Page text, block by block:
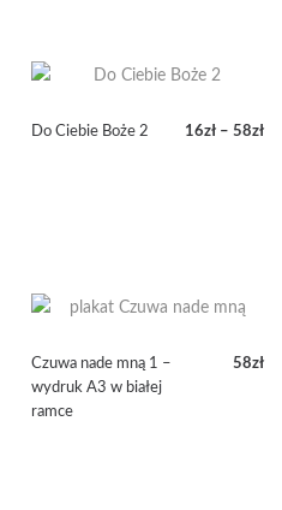
Do Ciebie Boże 2 16zł – 58zł
Czuwa nade mną 1 –
wydruk A3 w białej
ramce
58zł